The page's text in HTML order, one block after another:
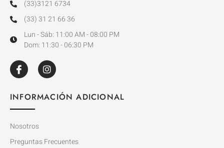
(33)3121 6734
(33) 31 21 66 36
Lun - Sáb: 11:00 AM - 08:00 PM
Dom: 11:30 - 06:30 PM
INFORMACIÓN ADICIONAL
Nosotros
Preguntas Frecuentes